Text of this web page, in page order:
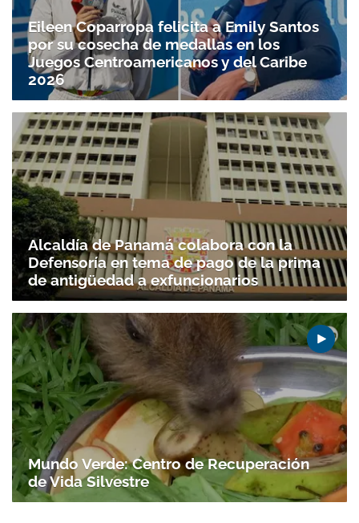
Gracias por suscribirte a nuestro boletín.
ACEPTAR
Eileen Coparropa felicita a Emily Santos
por su cosecha de medallas en los
Juegos Centroamericanos y del Caribe
2026
Alcaldía de Panamá colabora con la
Defensoría en tema de pago de la prima
de antigüedad a exfuncionarios
Mundo Verde: Centro de Recuperación
de Vida Silvestre